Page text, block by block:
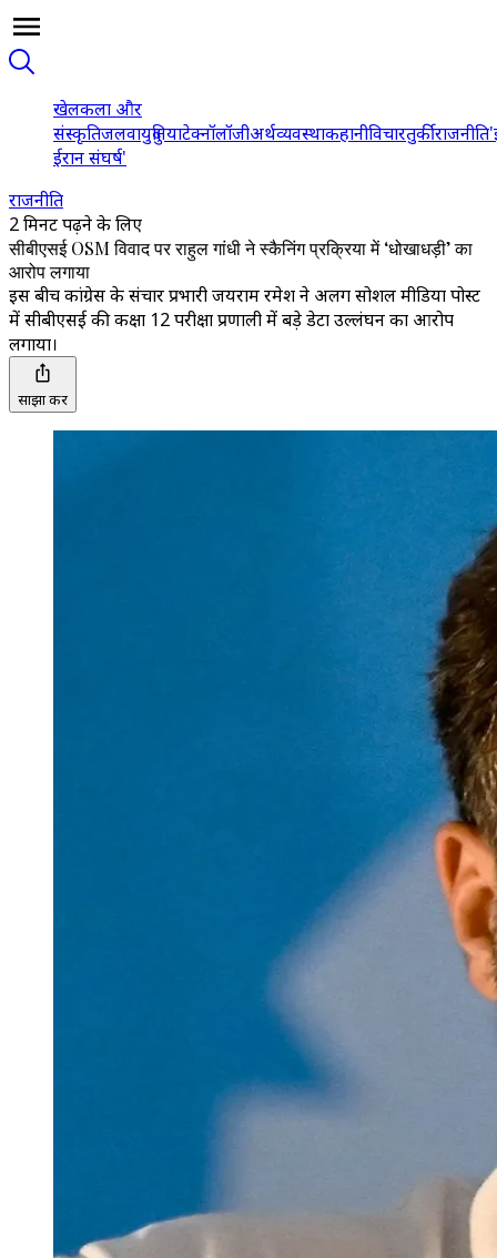
खेलकला और
संस्कृतिजलवायुदुनियाटेक्नॉलॉजीअर्थव्यवस्थाकहानीविचारतुर्कीराजनीति
ईरान संघर्ष'
राजनीति
2 मिनट पढ़ने के लिए
सीबीएसई OSM विवाद पर राहुल गांधी ने स्कैनिंग प्रक्रिया में ‘धोखाधड़ी’ का
आरोप लगाया
इस बीच कांग्रेस के संचार प्रभारी जयराम रमेश ने अलग सोशल मीडिया पोस्ट
में सीबीएसई की कक्षा 12 परीक्षा प्रणाली में बड़े डेटा उल्लंघन का आरोप
लगाया।
साझा करें